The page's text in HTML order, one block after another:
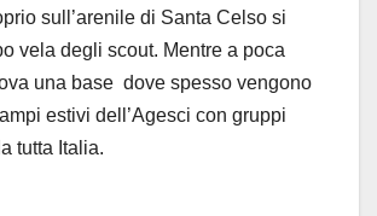
sull’arenile di Santa Celso si
vela degli scout. Mentre a poca
una base dove spesso vengono
estivi dell’Agesci con gruppi
tutta Italia.